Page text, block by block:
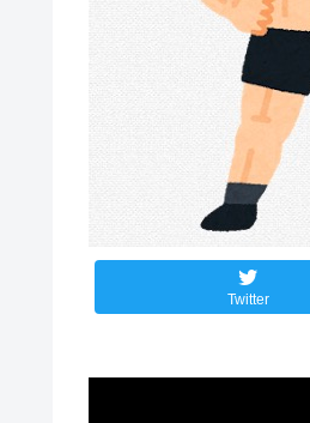
Twitter